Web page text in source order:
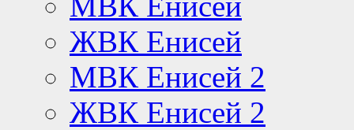
ЖВК Енисей
МВК Енисей 2
ЖВК Енисей 2